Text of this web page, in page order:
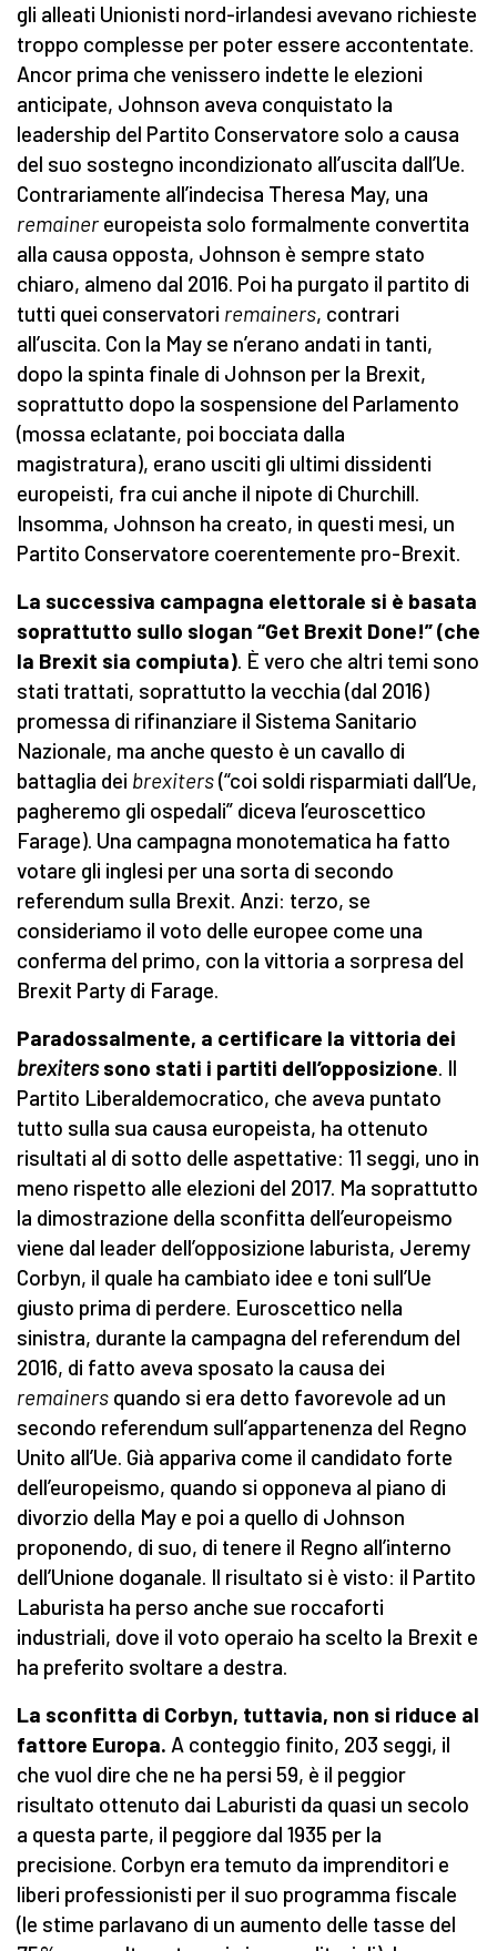
gli alleati Unionisti nord-irlandesi avevano richieste
troppo complesse per poter essere accontentate.
Ancor prima che venissero indette le elezioni
anticipate, Johnson aveva conquistato la
leadership del Partito Conservatore solo a causa
del suo sostegno incondizionato all’uscita dall’Ue.
Contrariamente all’indecisa Theresa May, una
remainereuropeista solo formalmente convertita
alla causa opposta, Johnson è sempre stato
chiaro, almeno dal 2016. Poi ha purgato il partito di
tutti quei conservatori remainers, contrari
all’uscita. Con la May se n’erano andati in tanti,
dopo la spinta finale di Johnson per la Brexit,
soprattutto dopo la sospensione del Parlamento
(mossa eclatante, poi bocciata dalla
magistratura), erano usciti gli ultimi dissidenti
europeisti, fra cui anche il nipote di Churchill.
Insomma, Johnson ha creato, in questi mesi, un
Partito Conservatore coerentemente pro-Brexit.
La successiva campagna elettorale si è basata
soprattutto sullo slogan “Get Brexit Done!” (che
la Brexit sia compiuta). È vero che altri temi sono
stati trattati, soprattutto la vecchia (dal 2016)
promessa di rifinanziare il Sistema Sanitario
Nazionale, ma anche questo è un cavallo di
battaglia dei brexiters(“coi soldi risparmiati dall’Ue,
pagheremo gli ospedali” diceva l’euroscettico
Farage). Una campagna monotematica ha fatto
votare gli inglesi per una sorta di secondo
referendum sulla Brexit. Anzi: terzo, se
consideriamo il voto delle europee come una
conferma del primo, con la vittoria a sorpresa del
Brexit Party di Farage.
Paradossalmente, a certificare la vittoria dei
brexiterssono stati i partiti dell’opposizione. Il
Partito Liberaldemocratico, che aveva puntato
tutto sulla sua causa europeista, ha ottenuto
risultati al di sotto delle aspettative: 11 seggi, uno in
meno rispetto alle elezioni del 2017. Ma soprattutto
la dimostrazione della sconfitta dell’europeismo
viene dal leader dell’opposizione laburista, Jeremy
Corbyn, il quale ha cambiato idee e toni sull’Ue
giusto prima di perdere. Euroscettico nella
sinistra, durante la campagna del referendum del
2016, di fatto aveva sposato la causa dei
remainers quando si era detto favorevole ad un
secondo referendum sull’appartenenza del Regno
Unito all’Ue. Già appariva come il candidato forte
dell’europeismo, quando si opponeva al piano di
divorzio della May e poi a quello di Johnson
proponendo, di suo, di tenere il Regno all’interno
dell’Unione doganale. Il risultato si è visto: il Partito
Laburista ha perso anche sue roccaforti
industriali, dove il voto operaio ha scelto la Brexit e
ha preferito svoltare a destra.
La sconfitta di Corbyn, tuttavia, non si riduce al
fattore Europa. A conteggio finito, 203 seggi, il
che vuol dire che ne ha persi 59, è il peggior
risultato ottenuto dai Laburisti da quasi un secolo
a questa parte, il peggiore dal 1935 per la
precisione. Corbyn era temuto da imprenditori e
liberi professionisti per il suo programma fiscale
(le stime parlavano di un aumento delle tasse del